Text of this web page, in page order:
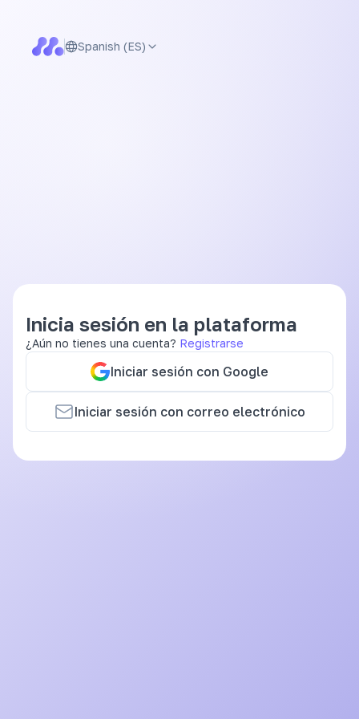
Spanish (ES)
Inicia sesión en la plataforma
¿Aún no tienes una cuenta? Registrarse
Iniciar sesión con Google
Iniciar sesión con correo electrónico